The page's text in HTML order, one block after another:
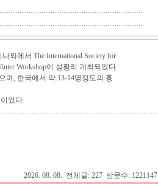
와에서 The International Society for
Workshop이 성황리 개최되었다.
며, 한국에서 약 13-14명정도의 흉
었다.
2026. 08. 08. 전체글: 227 방문수: 1221147